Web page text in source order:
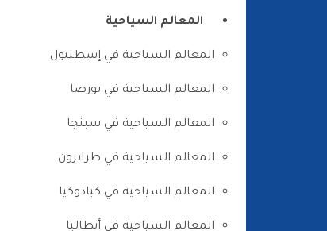
المعالم السياحية
المعالم السياحية في إسطنبول
المعالم السياحية في بورصا
المعالم السياحية في سبنجا
المعالم السياحية في طرابزون
المعالم السياحية في كبادوكيا
المعالم السياحية في أنطاليا